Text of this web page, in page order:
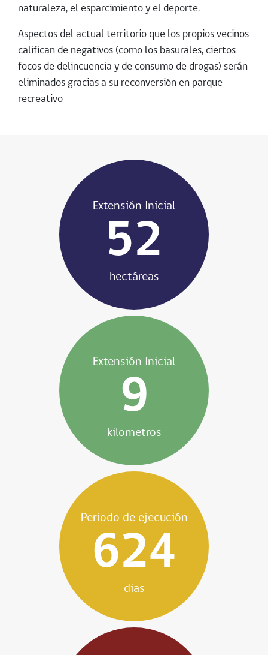
naturaleza, el esparcimiento y el deporte.
Aspectos del actual territorio que los propios vecinos
califican de negativos (como los basurales, ciertos
focos de delincuencia y de consumo de drogas) serán
eliminados gracias a su reconversión en parque
recreativo
Extensión Inicial
52
hectáreas
Extensión Inicial
9
kilometros
Periodo de ejecución
624
dias